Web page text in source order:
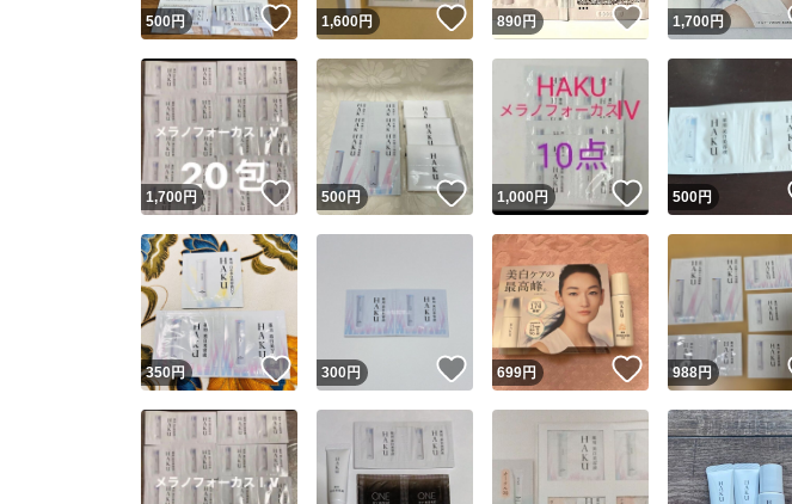
スピード発送 このユーザーは高
安心発送 このユーザーは
500円 いいね！
1,600円 いいね！
890円 いいね！
1,700円
1,700円 いいね！
500円 いいね！
1,000円 いいね！
500円
350円 いいね！
300円 いいね！
699円 いいね！
988円